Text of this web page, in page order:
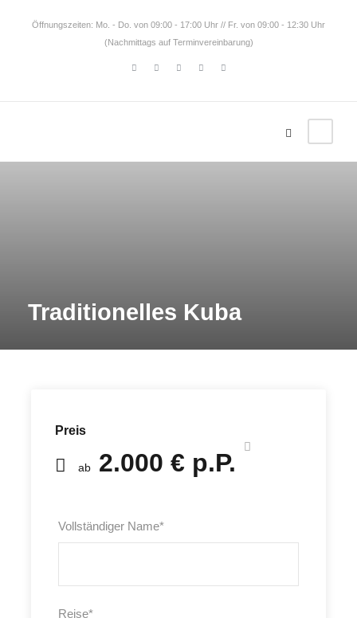
Öffnungszeiten: Mo. - Do. von 09:00 - 17:00 Uhr // Fr. von 09:00 - 12:30 Uhr
(Nachmittags auf Terminvereinbarung)
Traditionelles Kuba
Preis
ab 2.000 € p.P.
Vollständiger Name*
Reise*